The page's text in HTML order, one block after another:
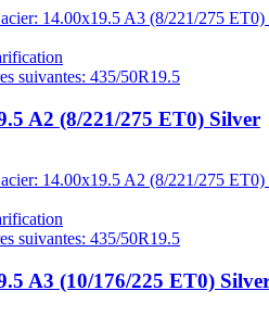
suivantes: 435/50R19.5
A2 (8/221/275 ET0) Silver
suivantes: 435/50R19.5
A3 (10/176/225 ET0)